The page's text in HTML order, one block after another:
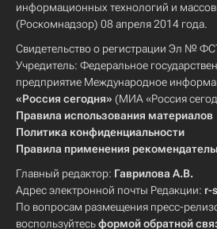
информационных технологий и
(Роскомнадзор) 08 апреля 2014 года.
Свидетельство о регистрации Эл №
Учредитель: Федеральное
предприятие Международное
«Россия сегодня» (МИА «Россия
Правила использования материалов
Политика конфиденциальности
Правила применения
Главный редактор: Гаврилова А.В.
Адрес электронной почты Редакции: r-
По вопросам размещения пресс-
воспользуйтесьформой обратной